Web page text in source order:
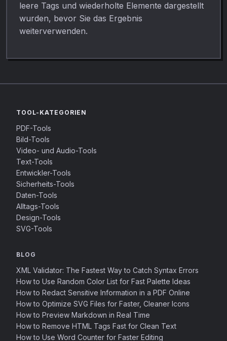
leere Tags und wiederholte Elemente dargestellt
wurden, bevor Sie das Ergebnis
weiterverwenden.
TOOL-KATEGORIEN
PDF-Tools
Bild-Tools
Video- und Audio-Tools
Text-Tools
Entwickler-Tools
Sicherheits-Tools
Daten-Tools
Alltags-Tools
Design-Tools
SVG-Tools
BLOG
XML Validator: The Fastest Way to Catch Syntax Errors
How to Use Random Color List for Fast Palette Ideas
How to Redact Sensitive Information in a PDF Online
How to Optimize SVG Files for Faster, Cleaner Icons
How to Preview Markdown in Real Time
How to Remove HTML Tags Fast for Clean Text
How to Use Word Counter for Faster Editing